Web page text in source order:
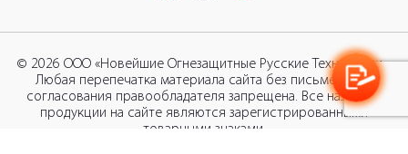
© 2026 ООО «Новейшие Огнезащитные Русские Технологии».
Любая перепечатка материала сайта без письменного
согласования правообладателя запрещена. Все названия
продукции на сайте являются зарегистрированными
товарными знаками.